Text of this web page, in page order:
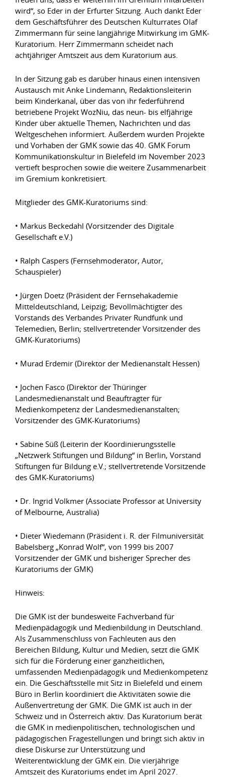
wird“, so Eder in der Erfurter Sitzung. Auch dankt Eder
dem Geschäftsführer des Deutschen Kulturrates Olaf
Zimmermann für seine langjährige Mitwirkung im GMK-
Kuratorium. Herr Zimmermann scheidet nach
achtjähriger Amtszeit aus dem Kuratorium aus.
In der Sitzung gab es darüber hinaus einen intensiven
Austausch mit Anke Lindemann, Redaktionsleiterin
beim Kinderkanal, über das von ihr federführend
betriebene Projekt WozNiu, das neun- bis elfjährige
Kinder über aktuelle Themen, Nachrichten und das
Weltgeschehen informiert. Außerdem wurden Projekte
und Vorhaben der GMK sowie das 40. GMK Forum
Kommunikationskultur in Bielefeld im November 2023
vertieft besprochen sowie die weitere Zusammenarbeit
im Gremium konkretisiert.
Mitglieder des GMK-Kuratoriums sind:
• Markus Beckedahl (Vorsitzender des Digitale
Gesellschaft e.V.)
• Ralph Caspers (Fernsehmoderator, Autor,
Schauspieler)
• Jürgen Doetz (Präsident der Fernsehakademie
Mitteldeutschland, Leipzig; Bevollmächtigter des
Vorstands des Verbandes Privater Rundfunk und
Telemedien, Berlin; stellvertretender Vorsitzender des
GMK-Kuratoriums)
• Murad Erdemir (Direktor der Medienanstalt Hessen)
• Jochen Fasco (Direktor der Thüringer
Landesmedienanstalt und Beauftragter für
Medienkompetenz der Landesmedienanstalten;
Vorsitzender des GMK-Kuratoriums)
• Sabine Süß (Leiterin der Koordinierungsstelle
„Netzwerk Stiftungen und Bildung“ in Berlin, Vorstand
Stiftungen für Bildung e.V.; stellvertretende Vorsitzende
des GMK-Kuratoriums)
• Dr. Ingrid Volkmer (Associate Professor at University
of Melbourne, Australia)
• Dieter Wiedemann (Präsident i. R. der Filmuniversität
Babelsberg „Konrad Wolf“, von 1999 bis 2007
Vorsitzender der GMK und bisheriger Sprecher des
Kuratoriums der GMK)
Hinweis:
Die GMK ist der bundesweite Fachverband für
Medienpädagogik und Medienbildung in Deutschland.
Als Zusammenschluss von Fachleuten aus den
Bereichen Bildung, Kultur und Medien, setzt die GMK
sich für die Förderung einer ganzheitlichen,
umfassenden Medienpädagogik und Medienkompetenz
ein. Die Geschäftsstelle mit Sitz in Bielefeld und einem
Büro in Berlin koordiniert die Aktivitäten sowie die
Außenvertretung der GMK. Die GMK ist auch in der
Schweiz und in Österreich aktiv. Das Kuratorium berät
die GMK in medienpolitischen, technologischen und
pädagogischen Fragestellungen und bringt sich aktiv in
diese Diskurse zur Unterstützung und
Weiterentwicklung der GMK ein. Die vierjährige
Amtszeit des Kuratoriums endet im April 2027.